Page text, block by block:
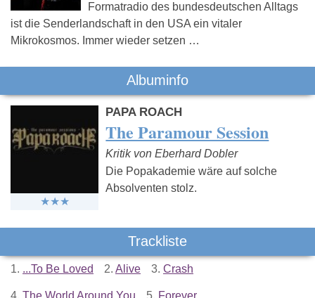
Formatradio des bundesdeutschen Alltags
ist die Senderlandschaft in den USA ein vitaler
Mikrokosmos. Immer wieder setzen …
Albuminfo
PAPA ROACH
The Paramour Session
Kritik von Eberhard Dobler
Die Popakademie wäre auf solche
Absolventen stolz.
Trackliste
1. ...To Be Loved 2. Alive 3. Crash
4. The World Around You 5. Forever